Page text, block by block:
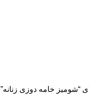
“شومیز خامه دوزی زنانه”